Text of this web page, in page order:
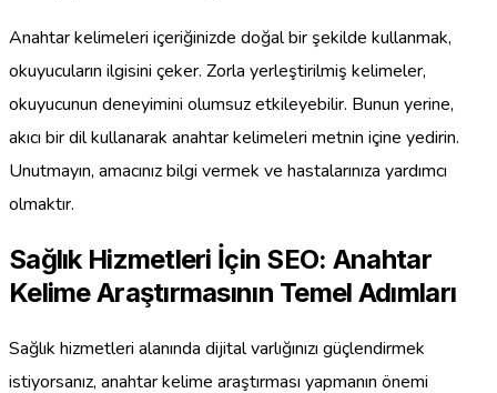
Anahtar kelimeleri içeriğinizde doğal bir şekilde kullanmak,
okuyucuların ilgisini çeker. Zorla yerleştirilmiş kelimeler,
okuyucunun deneyimini olumsuz etkileyebilir. Bunun yerine,
akıcı bir dil kullanarak anahtar kelimeleri metnin içine yedirin.
Unutmayın, amacınız bilgi vermek ve hastalarınıza yardımcı
olmaktır.
Sağlık Hizmetleri İçin SEO: Anahtar
Kelime Araştırmasının Temel Adımları
Sağlık hizmetleri alanında dijital varlığınızı güçlendirmek
istiyorsanız, anahtar kelime araştırması yapmanın önemi